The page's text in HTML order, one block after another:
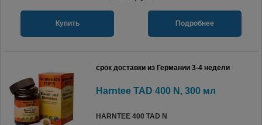
Купить Подробнее
срок доставки из Германии 3-4 недели
Harntee TAD 400 N, 300 мл
HARNTEE 400 TAD N